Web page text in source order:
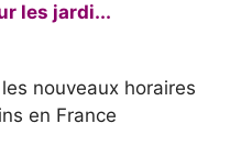
les jardi...
nouveaux horaires
en France